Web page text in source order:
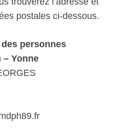
postales ci-dessous.
personnes
– Yonne